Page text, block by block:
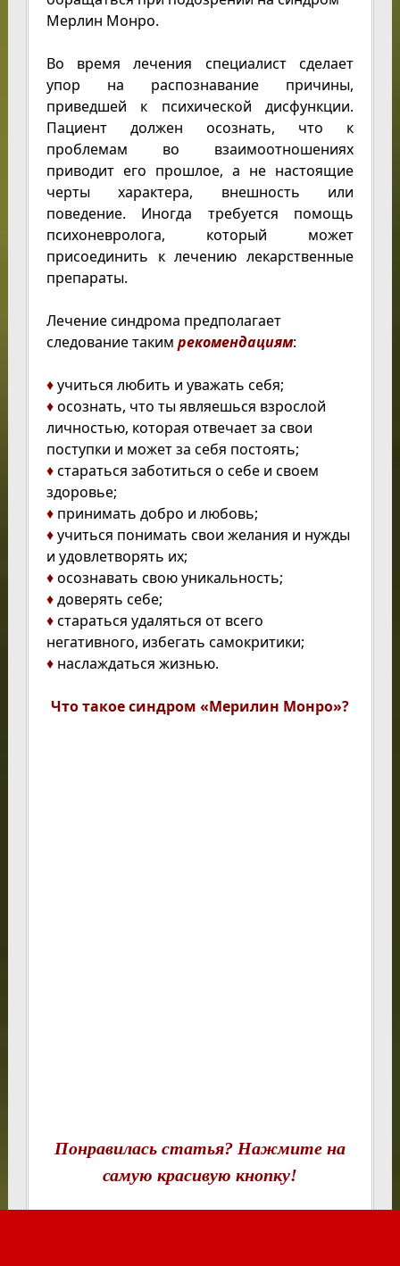
Мерлин Монро.
Во время лечения специалист сделает
упор на распознавание причины,
приведшей к психической дисфункции.
Пациент должен осознать, что к
проблемам во взаимоотношениях
приводит его прошлое, а не настоящие
черты характера, внешность или
поведение. Иногда требуется помощь
психоневролога, который может
присоединить к лечению лекарственные
препараты.
Лечение синдрома предполагает
следование таким рекомендациям:
♦учиться любить и уважать себя;
♦осознать, что ты являешься взрослой
личностью, которая отвечает за свои
поступки и может за себя постоять;
♦стараться заботиться о себе и своем
здоровье;
♦принимать добро и любовь;
♦учиться понимать свои желания и нужды
и удовлетворять их;
♦осознавать свою уникальность;
♦доверять себе;
♦стараться удаляться от всего
негативного, избегать самокритики;
♦наслаждаться жизнью.
Что такое синдром «Мерилин Монро»?
Понравилась статья? Нажмите на
самую красивую кнопку!